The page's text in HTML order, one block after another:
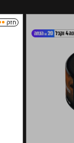
חזק